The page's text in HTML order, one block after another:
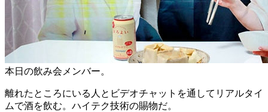
本日の飲み会メンバー。
離れたところにいる人とビデオチャットを通してリアルタイ
ムで酒を飲む。ハイテク技術の賜物だ。